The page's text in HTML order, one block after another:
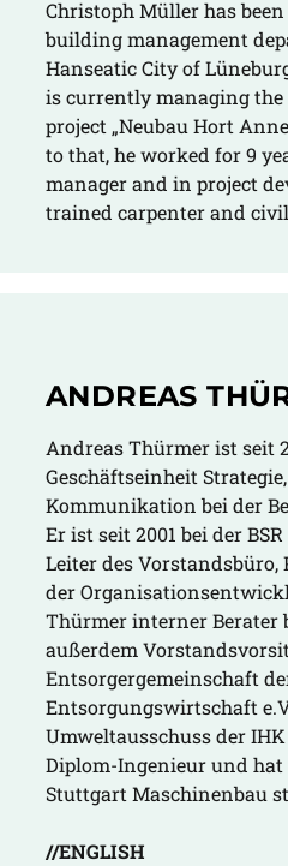
Christoph Müller has
building management
Hanseatic City of
is currently managing the
project „Neubau Hort
to that, he worked for 9
manager and in project
trained carpenter and
ANDREAS
Andreas Thürmer ist seit
Geschäftseinheit
Kommunikation bei der
Er ist seit 2001 bei der
Leiter des
der
Thürmer interner Berater
außerdem
Entsorgergemeinschaft
Entsorgungswirtschaft
Umweltausschuss der
Diplom-Ingenieur und
Stuttgart Maschinenbau
//ENGLISH